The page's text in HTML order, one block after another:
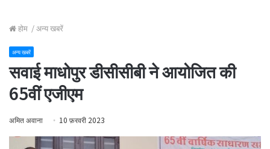
होम /अन्य खबरें
अन्य खबरें
सवाई माधोपुर डीसीसीबी ने आयोजित की
65वीं एजीएम
अमित अवाना 10 फ़रवरी 2023